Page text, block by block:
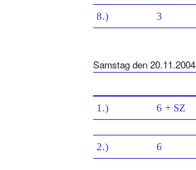
8.) 3
Samstag den 20.11.2004
1.) 6 + SZ
2.) 6